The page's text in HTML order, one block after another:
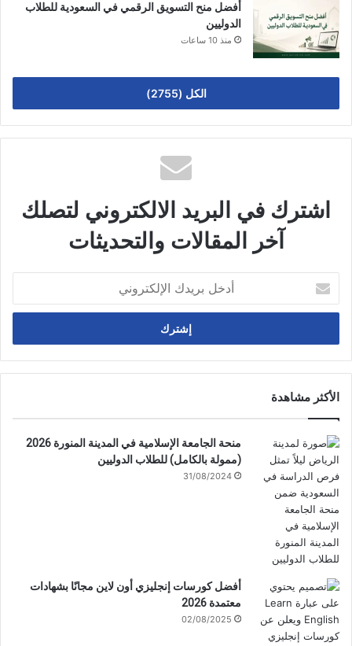
أفضل منح التسويق الرقمي في السعودية للطلاب
الدوليين
منذ 10 ساعات
الكل (2755)
اشترك في البريد الالكتروني لتصلك
آخر المقالات والتحديثات
بريدك
الإلكتروني
الأكثر مشاهدة
منحة الجامعة الإسلامية في المدينة المنورة 2026
(ممولة بالكامل) للطلاب الدوليين
31/08/2024
أفضل كورسات إنجليزي أون لاين مجانًا بشهادات
معتمدة 2026
02/08/2025